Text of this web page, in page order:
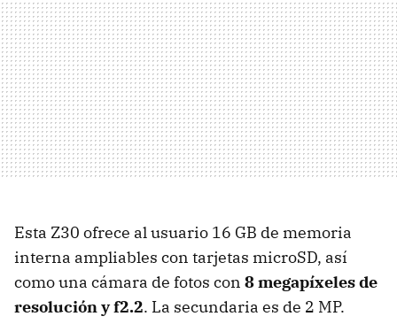
Esta Z30 ofrece al usuario 16 GB de memoria
interna ampliables con tarjetas microSD, así
como una cámara de fotos con 8 megapíxeles de
resolución y f2.2. La secundaria es de 2 MP.